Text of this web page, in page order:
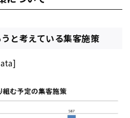
と考えている集客施策